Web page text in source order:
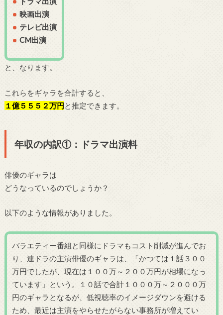
映画出演
テレビ出演
CM出演
と、なります。
これらをギャラを合計すると、
１億５５５２万円と推定できます。
年収の内訳①：ドラマ出演料
俳優のギャラは
どうなっているのでしょうか？
以下のような情報がありました。
バラエティー番組と同様にドラマもコスト削減が進んでお
り、連ドラの主演俳優のギャラは、「かつては１話３００
万円でしたが、現在は１００万～２００万円が相場になっ
ています」という。１０話で合計１０００万～２０００万
円のギャラとなるが、低視聴率のイメージダウンを避ける
ため、最近は主演をやらせたがらない事務所が増えてい